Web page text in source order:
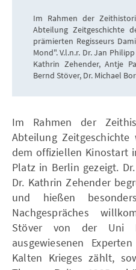
Im Rahmen der
Abteilung Zeitgeschichte
prämierten Regisseurs
Mond". V.l.n.r. Dr. Jan
Kathrin Zehender, Antje
Bernd Stöver, Dr. Michael
Im Rahmen der
Abteilung
dem offiziellen Kinostart
Platz in Berlin gezeigt.
Dr. Kathrin Zehender
und hießen
Nachgespräches
Stöver von der Uni
ausgewiesenen
Kalten Krieges zählt,